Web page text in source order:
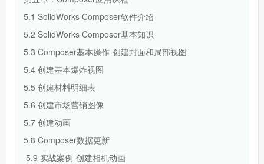
5.1 SolidWorks Composer软件介绍
5.2 SolidWorks Composer基本知识
5.3 Composer基本操作-创建封面和局部视图
5.4 创建基本爆炸视图
5.5 创建材料明细表
5.6 创建市场营销图像
5.7 创建动画
5.8 Composer数据更新
5.9 实战案例-创建相机动画